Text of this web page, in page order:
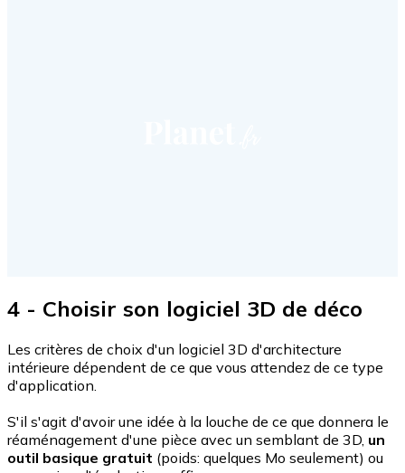
4 - Choisir son logiciel 3D de déco
Les critères de choix d'un logiciel 3D d'architecture
intérieure dépendent de ce que vous attendez de ce type
d'application.
S'il s'agit d'avoir une idée à la louche de ce que donnera le
réaménagement d'une pièce avec un semblant de 3D, un
outil basique gratuit (poids: quelques Mo seulement) ou